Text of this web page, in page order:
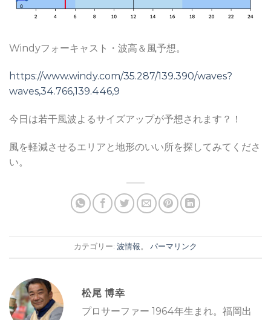
Windyフォーキャスト・波高＆風予想。
https://www.windy.com/35.287/139.390/waves?
waves,34.766,139.446,9
今日は若干風波よるサイズアップが予想されます？！
風を軽減させるエリアと地形のいい所を探してみてくださ
い。
カテゴリー: 波情報 。 パーマリンク
松尾 博幸
プロサーファー 1964年生まれ。福岡出